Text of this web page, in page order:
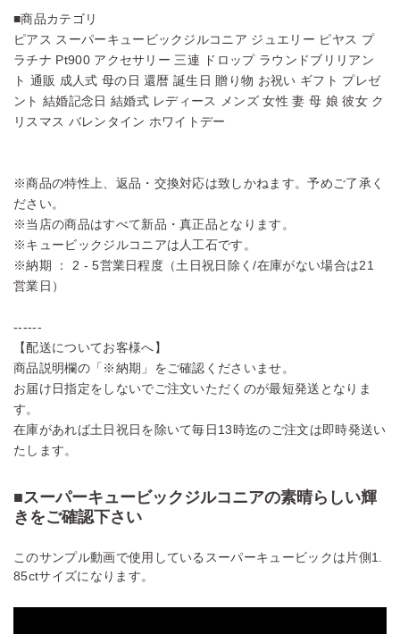
■商品カテゴリ
ピアス スーパーキュービックジルコニア ジュエリー ピヤス プ
ラチナ Pt900 アクセサリー 三連 ドロップ ラウンドブリリアン
ト 通販 成人式 母の日 還暦 誕生日 贈り物 お祝い ギフト プレゼ
ント 結婚記念日 結婚式 レディース メンズ 女性 妻 母 娘 彼女 ク
リスマス バレンタイン ホワイトデー
※商品の特性上、返品・交換対応は致しかねます。予めご了承く
ださい。
※当店の商品はすべて新品・真正品となります。
※キュービックジルコニアは人工石です。
※納期 ： 2 - 5営業日程度（土日祝日除く/在庫がない場合は21
営業日）
------
【配送についてお客様へ】
商品説明欄の「※納期」をご確認くださいませ。
お届け日指定をしないでご注文いただくのが最短発送となりま
す。
在庫があれば土日祝日を除いて毎日13時迄のご注文は即時発送い
たします。
■スーパーキュービックジルコニアの素晴らしい輝
きをご確認下さい
このサンプル動画で使用しているスーパーキュービックは片側1.
85ctサイズになります。